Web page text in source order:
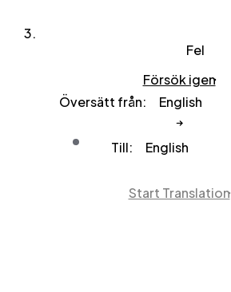
Fel
Försök igen
Översätt från:
Till:
Start Translation